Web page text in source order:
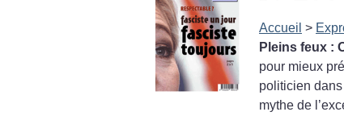
Accueil >
Pleins feux :
pour mieux
politicien
mythe de